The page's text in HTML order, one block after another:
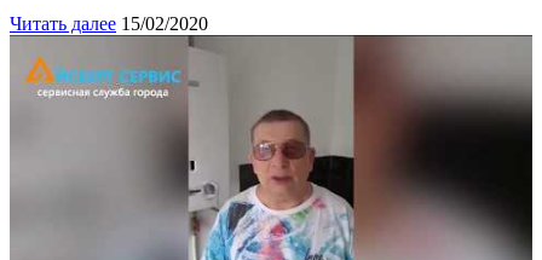
Читать далее 15/02/2020